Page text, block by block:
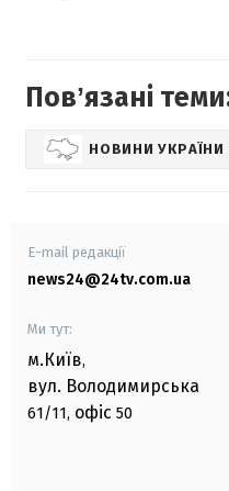
Повʼязані
НОВИНИ УКРАЇНИ
E-mail редакції
news24@24tv.com.ua
Ми тут:
м.Київ,
вул. Володимирська
61/11, офіс 50